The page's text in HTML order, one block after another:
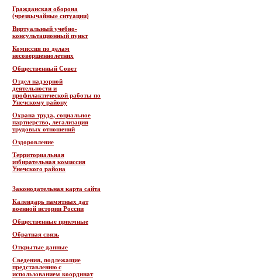
Гражданская оборона
(чрезвычайные ситуации)
Виртуальный учебно-
консультационный пункт
Комиссия по делам
несовершеннолетних
Общественный Совет
Отдел надзорной
деятельности и
профилактической работы по
Унечскому району
Охрана труда, социальное
партнерство, легализация
трудовых отношений
Оздоровление
Территориальная
избирательная комиссия
Унечского района
Законодательная карта сайта
Календарь памятных дат
военной истории России
Общественные приемные
Обратная связь
Открытые данные
Сведения, подлежащие
представлению с
использованием координат